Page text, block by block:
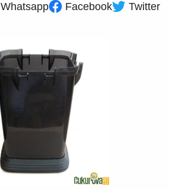
Whatsapp Facebook Twitter